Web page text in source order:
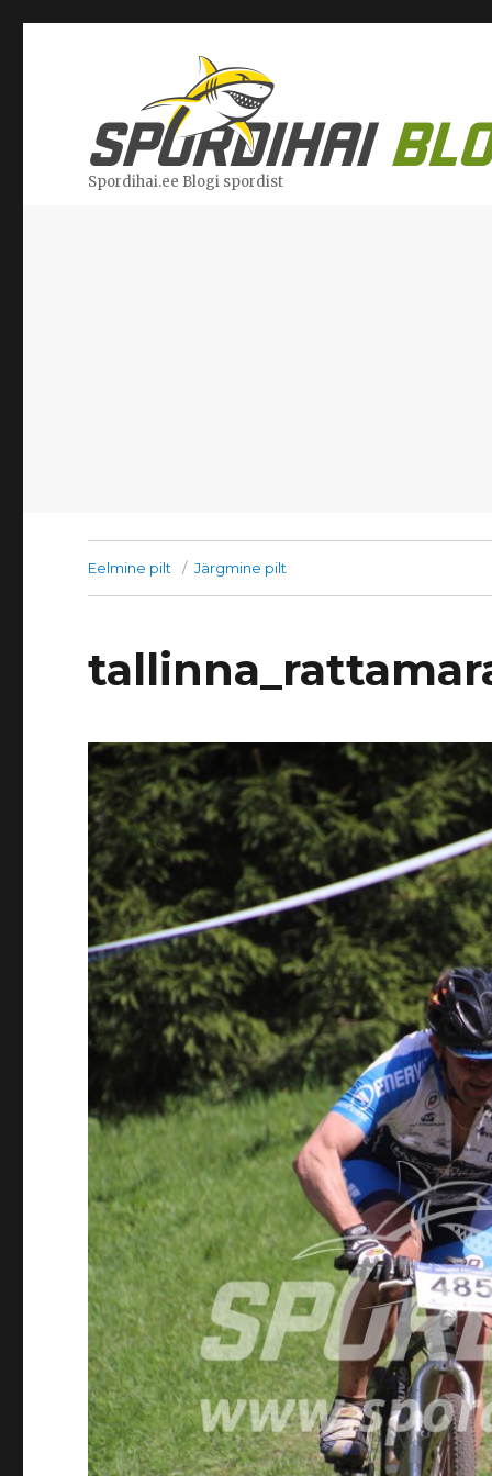
Spordihai.ee Blogi spordist
Eelmine pilt Järgmine pilt